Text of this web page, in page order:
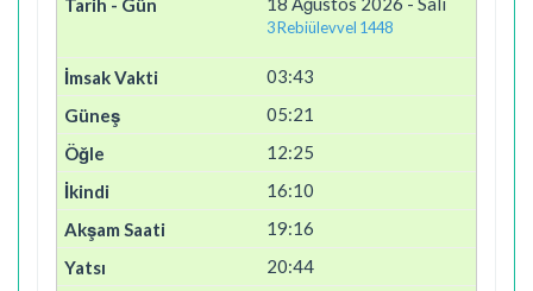
3 Rebiülevvel 1448
03:43
05:21
12:25
16:10
19:16
20:44